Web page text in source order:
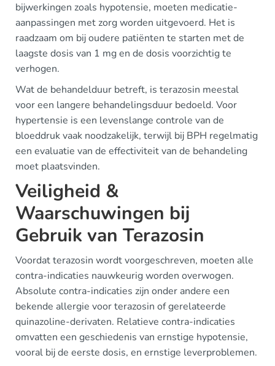
bijwerkingen zoals hypotensie, moeten medicatie-
aanpassingen met zorg worden uitgevoerd. Het is
raadzaam om bij oudere patiënten te starten met de
laagste dosis van 1 mg en de dosis voorzichtig te
verhogen.
Wat de behandelduur betreft, is terazosin meestal
voor een langere behandelingsduur bedoeld. Voor
hypertensie is een levenslange controle van de
bloeddruk vaak noodzakelijk, terwijl bij BPH regelmatig
een evaluatie van de effectiviteit van de behandeling
moet plaatsvinden.
Veiligheid &
Waarschuwingen bij
Gebruik van Terazosin
Voordat terazosin wordt voorgeschreven, moeten alle
contra-indicaties nauwkeurig worden overwogen.
Absolute contra-indicaties zijn onder andere een
bekende allergie voor terazosin of gerelateerde
quinazoline-derivaten. Relatieve contra-indicaties
omvatten een geschiedenis van ernstige hypotensie,
vooral bij de eerste dosis, en ernstige leverproblemen.